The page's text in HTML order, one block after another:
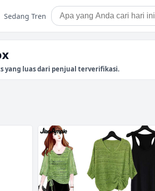
Sedang Tren
yang luas dari penjual terverifikasi.